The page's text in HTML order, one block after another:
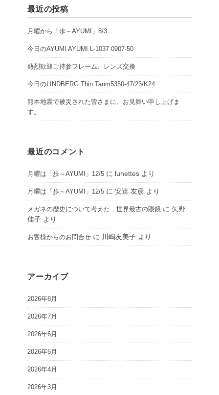
最近の投稿
月曜から「歩～AYUMI」8/3
今日のAYUMI AYUMI L-1037 0907-50
熱烈歓迎ご持参フレーム、レンズ交換
今日のLINDBERG Thin Tanm5350-47/23/K24
熊本地震で被災された皆さまに、お見舞い申し上げま
す。
最近のコメント
月曜は「歩～AYUMI」12/5 に lunettes より
月曜は「歩～AYUMI」12/5 に 安達 友彦 より
メガネの歴史について考えた 世界最古の眼鏡 に 矢野
佳子 より
お客様からのお問合せ に 川嶋友美子 より
アーカイブ
2026年8月
2026年7月
2026年6月
2026年5月
2026年4月
2026年3月